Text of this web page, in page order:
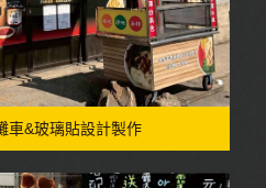
車&玻璃貼設計製作